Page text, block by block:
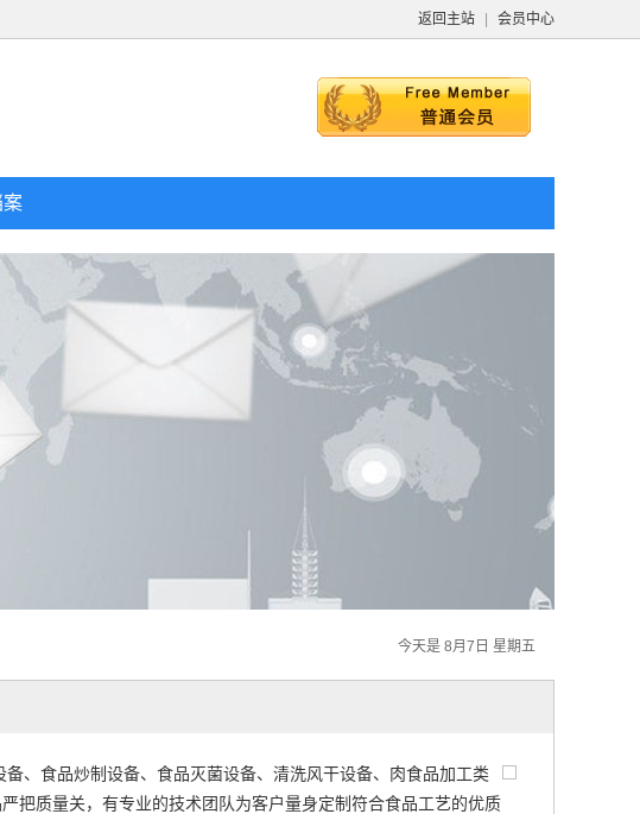
返回主站 会员中心
案
今天是 8月7日 星期五
、食品炒制设备、食品灭菌设备、清洗风干设备、肉食品加工类
把质量关，有专业的技术团队为客户量身定制符合食品工艺的优质